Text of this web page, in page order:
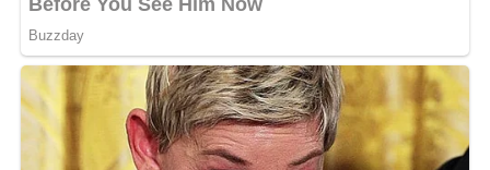
Kein Spam, kein Bullshit, keine Weitergabe deiner Mailadresse an Dritte!